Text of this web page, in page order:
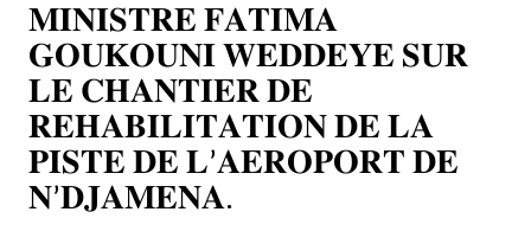
𝐌𝐈𝐍𝐈𝐒𝐓𝐑𝐄 𝐅𝐀𝐓𝐈𝐌𝐀
𝐆𝐎𝐔𝐊𝐎𝐔𝐍𝐈 𝐖𝐄𝐃𝐃𝐄𝐘𝐄 𝐒𝐔𝐑
𝐋𝐄 𝐂𝐇𝐀𝐍𝐓𝐈𝐄𝐑 𝐃𝐄
𝐑𝐄𝐇𝐀𝐁𝐈𝐋𝐈𝐓𝐀𝐓𝐈𝐎𝐍 𝐃𝐄 𝐋𝐀
𝐏𝐈𝐒𝐓𝐄 𝐃𝐄 𝐋’𝐀𝐄𝐑𝐎𝐏𝐎𝐑𝐓 𝐃𝐄
𝐍’𝐃𝐉𝐀𝐌𝐄𝐍𝐀.